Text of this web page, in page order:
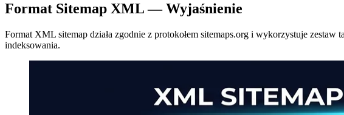
Format Sitemap XML — Wyjaśnienie
Format XML sitemap działa zgodnie z protokołem sitemaps.org i wykorzystuje
indeksowania.